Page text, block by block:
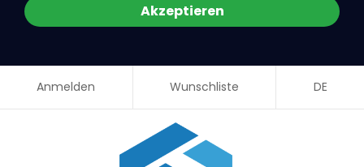
Akzeptieren
Anmelden Wunschliste DE